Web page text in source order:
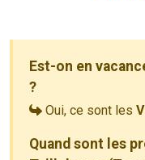
Est-on en
?
Oui, ce sont les
Quand sont les